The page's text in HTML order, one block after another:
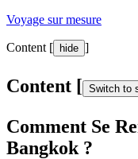
Voyage sur mesure
Content [ hide ]
Content [ Switch to
Comment Se
Bangkok ?